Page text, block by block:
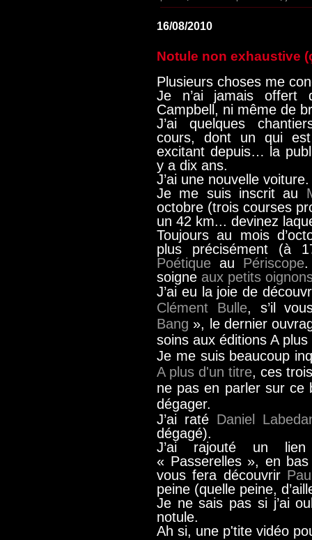
16/08/2010
Notule non exhaustive
Plusieurs choses me
Je n’ai jamais offert
Campbell, ni même de
J’ai quelques
cours, dont un qui
excitant depuis… la
y a dix ans.
J’ai une nouvelle voiture.
Je me suis inscrit au
octobre (trois courses
un 42 km... devinez
Toujours au mois
plus précisément (à
Poétique au Périscope.
soigne aux petits
J’ai eu la joie de
Clément Bulle, s’il
Bang », le dernier
soins aux éditions A plus
Je me suis beaucoup
A plus d'un titre, ces
ne pas en parler sur ce
dégager.
J’ai raté Daniel
dégagé).
J’ai rajouté un
« Passerelles », en
vous fera découvrir
peine (quelle peine,
Je ne sais pas si j’ai
notule.
Ah si, une p'tite vidéo